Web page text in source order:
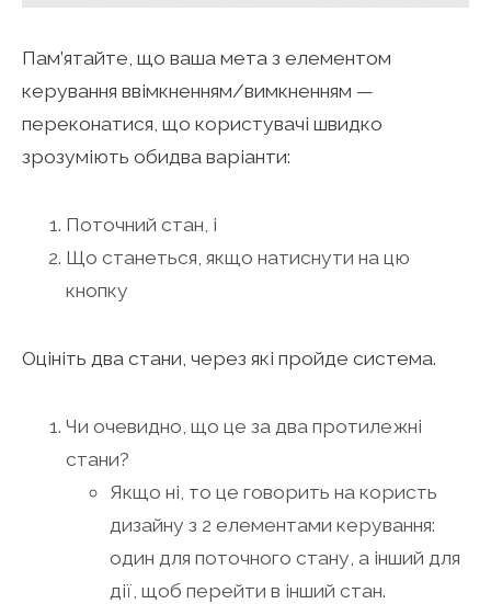
Пам’ятайте, що ваша мета з елементом
керування ввімкненням/вимкненням —
переконатися, що користувачі швидко
зрозуміють обидва варіанти:
Поточний стан, і
Що станеться, якщо натиснути на цю
кнопку
Оцініть два стани, через які пройде система.
Чи очевидно, що це за два протилежні
стани?
Якщо ні, то це говорить на користь
дизайну з 2 елементами керування:
один для поточного стану, а інший для
дії, щоб перейти в інший стан.